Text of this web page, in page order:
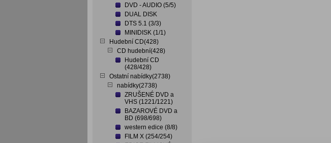
DVD - AUDIO (5/5)
DUAL DISK
DTS 5.1 (3/3)
MINIDISK (1/1)
Hudební CD(428)
CD hudební(428)
Hudební CD
(428/428)
Ostatní nabídky(2738)
nabídky(2738)
ZRUŠENÉ DVD a
VHS (1221/1221)
BAZAROVÉ DVD a
BD (698/698)
western edice (8/8)
FILM X (254/254)